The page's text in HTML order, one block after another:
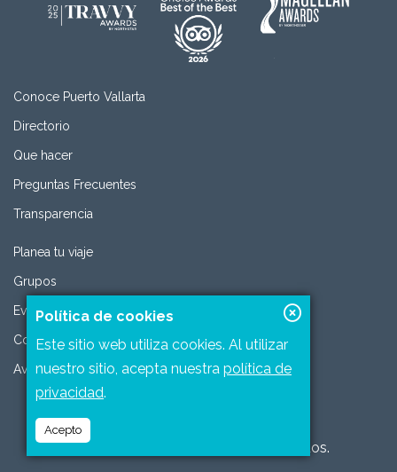
Conoce Puerto Vallarta
Directorio
Que hacer
Preguntas Frecuentes
Transparencia
Planea tu viaje
Grupos
Eventos
Contacto
Aviso de privacidad
2026 © Todos los derechos reservados.
Política de cookies
Este sitio web utiliza cookies. Al utilizar
nuestro sitio, acepta nuestra política de
privacidad.
Acepto